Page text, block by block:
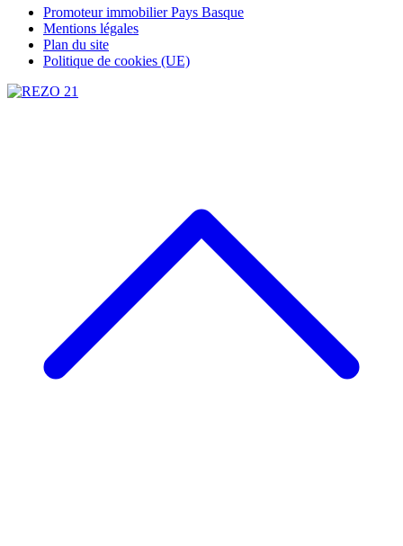
Promoteur immobilier Pays Basque
Mentions légales
Plan du site
Politique de cookies (UE)